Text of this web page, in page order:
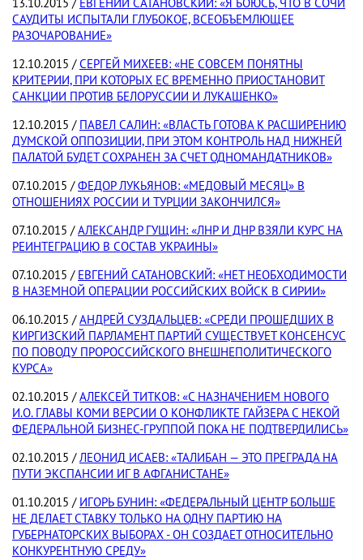
13.10.2015 / ЕВГЕНИЙ САТАНОВСКИЙ: «Я БОЮСЬ, ЧТО В СОЧИ
САУДИТЫ ИСПЫТАЛИ ГЛУБОКОЕ, ВСЕОБЪЕМЛЮЩЕЕ
РАЗОЧАРОВАНИЕ»
12.10.2015 /СЕРГЕЙ МИХЕЕВ: «НЕ СОВСЕМ ПОНЯТНЫ
КРИТЕРИИ, ПРИ КОТОРЫХ ЕС ВРЕМЕННО ПРИОСТАНОВИТ
САНКЦИИ ПРОТИВ БЕЛОРУССИИ И ЛУКАШЕНКО»
12.10.2015 / ПАВЕЛ САЛИН: «ВЛАСТЬ ГОТОВА К РАСШИРЕНИЮ
ДУМСКОЙ ОППОЗИЦИИ, ПРИ ЭТОМ КОНТРОЛЬ НАД НИЖНЕЙ
ПАЛАТОЙ БУДЕТ СОХРАНЕН ЗА СЧЕТ ОДНОМАНДАТНИКОВ»
07.10.2015 /ФЕДОР ЛУКЬЯНОВ: «МЕДОВЫЙ МЕСЯЦ» В
ОТНОШЕНИЯХ РОССИИ И ТУРЦИИ ЗАКОНЧИЛСЯ»
07.10.2015 /АЛЕКСАНДР ГУЩИН: «ЛНР И ДНР ВЗЯЛИ КУРС НА
РЕИНТЕГРАЦИЮ В СОСТАВ УКРАИНЫ»
07.10.2015 / ЕВГЕНИЙ САТАНОВСКИЙ: «НЕТ НЕОБХОДИМОСТИ
В НАЗЕМНОЙ ОПЕРАЦИИ РОССИЙСКИХ ВОЙСК В СИРИИ»
06.10.2015 /АНДРЕЙ СУЗДАЛЬЦЕВ: «СРЕДИ ПРОШЕДШИХ В
КИРГИЗСКИЙ ПАРЛАМЕНТ ПАРТИЙ СУЩЕСТВУЕТ КОНСЕНСУС
ПО ПОВОДУ ПРОРОССИЙСКОГО ВНЕШНЕПОЛИТИЧЕСКОГО
КУРСА»
02.10.2015 /АЛЕКСЕЙ ТИТКОВ: «С НАЗНАЧЕНИЕМ НОВОГО
И.О. ГЛАВЫ КОМИ ВЕРСИИ О КОНФЛИКТЕ ГАЙЗЕРА С НЕКОЙ
ФЕДЕРАЛЬНОЙ БИЗНЕС-ГРУППОЙ ПОКА НЕ ПОДТВЕРДИЛИСЬ»
02.10.2015 /ЛЕОНИД ИСАЕВ: «ТАЛИБАН — ЭТО ПРЕГРАДА НА
ПУТИ ЭКСПАНСИИ ИГ В АФГАНИСТАНЕ»
01.10.2015 / ИГОРЬ БУНИН: «ФЕДЕРАЛЬНЫЙ ЦЕНТР БОЛЬШЕ
НЕ ДЕЛАЕТ СТАВКУ ТОЛЬКО НА ОДНУ ПАРТИЮ НА
ГУБЕРНАТОРСКИХ ВЫБОРАХ - ОН СОЗДАЕТ ОТНОСИТЕЛЬНО
КОНКУРЕНТНУЮ СРЕДУ»